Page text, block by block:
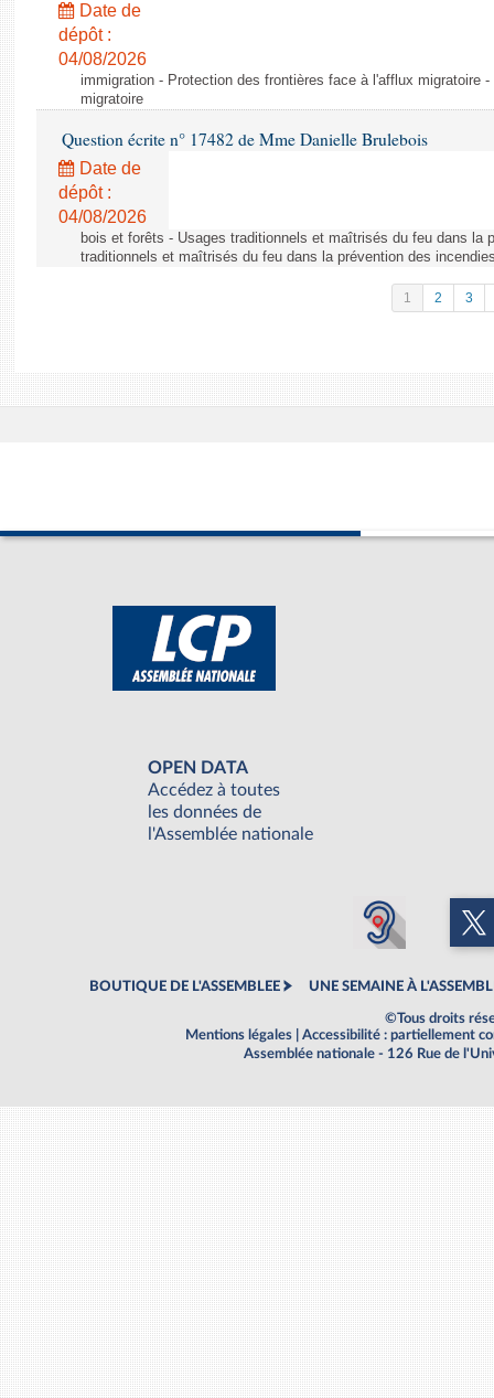
Date de
dépôt :
04/08/2026
immigration - Protection des frontières face à l'afflux migratoire
migratoire
Question écrite n° 17482 de Mme Danielle Brulebois
Date de
dépôt :
04/08/2026
bois et forêts - Usages traditionnels et maîtrisés du feu dans la
traditionnels et maîtrisés du feu dans la prévention des
1 2 3
OPEN DATA
Accédez à toutes
les données de
l'Assemblée nationale
BOUTIQUE DE L'ASSEMBLEE UNE SEMAINE À
©Tous droits
Mentions légales
Accessibilité : partiellement
Assemblée nationale - 126 Rue de